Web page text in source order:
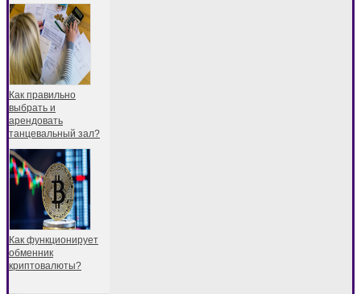
Как правильно
выбрать и
арендовать
танцевальный зал?
Как функционирует
обменник
криптовалюты?